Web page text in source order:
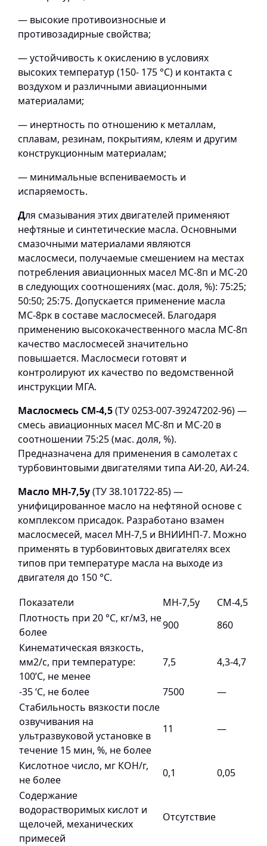
— высокие противоизносные и
противозадирные свойства;
— устойчивость к окислению в условиях
высоких температур (150- 175 °С) и контакта с
воздухом и различными авиационными
материалами;
— инертность по отношению к металлам,
сплавам, резинам, покрытиям, клеям и другим
конструкционным материалам;
— минимальные вспениваемость и
испаряемость.
Для смазывания этих двигателей применяют
нефтяные и синтетические масла. Основными
смазочными материалами являются
маслосмеси, получаемые смешением на местах
потребления авиационных масел МС-8п и МС-20
в следующих соотношениях (мас. доля, %): 75:25;
50:50; 25:75. Допускается применение масла
МС-8рк в составе маслосмесей. Благодаря
применению высококачественного масла МС-8п
качество маслосмесей значительно
повышается. Маслосмеси готовят и
контролируют их качество по ведомственной
инструкции МГА.
Маслосмесь СМ-4,5(ТУ 0253-007-39247202-96) —
смесь авиационных масел МС-8п и МС-20 в
соотношении 75:25 (мас. доля, %).
Предназначена для применения в самолетах с
турбовинтовыми двигателями типа АИ-20, АИ-24.
Масло МН-7,5у(ТУ 38.101722-85) —
унифицированное масло на нефтяной основе с
комплексом присадок. Разработано взамен
маслосмесей, масел МН-7,5 и ВНИИНП-7. Можно
применять в турбовинтовых двигателях всех
типов при температуре масла на выходе из
двигателя до 150 °С.
Показатели
МН-7,5у
СМ-4,5
Плотность при 20 °С, кг/м3, не
более
900
860
Кинематическая вязкость,
мм2/с, при температуре:
100’С, не менее
7,5 4,3-4,7
-35 ‘С, не более 7500
—
Стабильность вязкости после
озвучивания на
ультразвуковой установке в
течение 15 мин, %, не более
11 —
Кислотное число, мг КОН/г,
не более
0,1
0,05
Содержание
водорастворимых кислот и
щелочей, механических
примесей
Отсутствие